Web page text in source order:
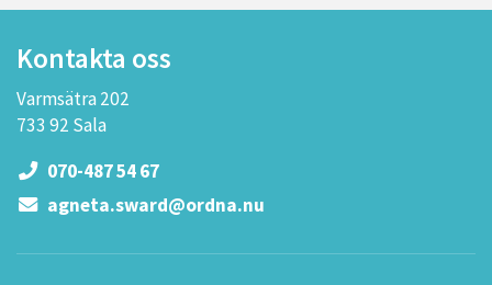
Kontakta oss
Varmsätra 202
733 92 Sala
070-487 54 67
agneta.sward@ordna.nu